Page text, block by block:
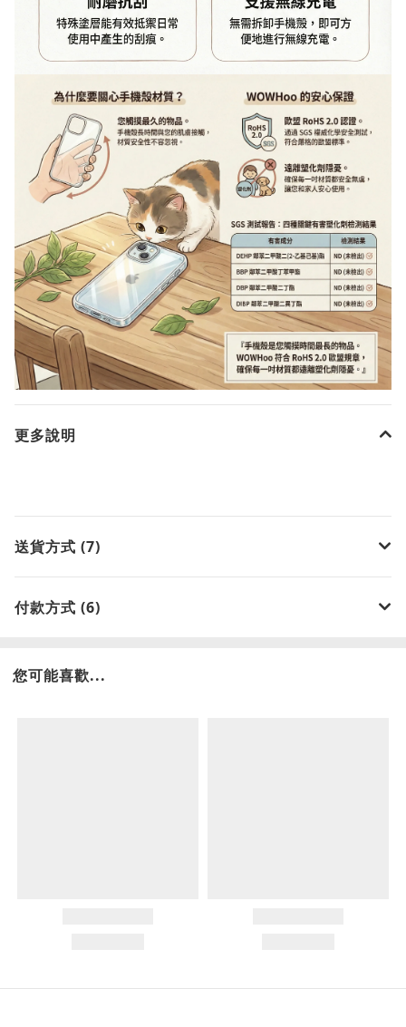
更多說明
送貨方式 (7)
付款方式 (6)
您可能喜歡...